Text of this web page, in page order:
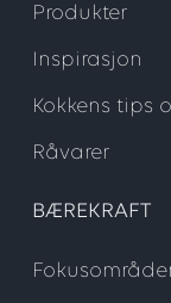
Produkter
Inspirasjon
Kokkens tips
Råvarer
BÆREKRAFT